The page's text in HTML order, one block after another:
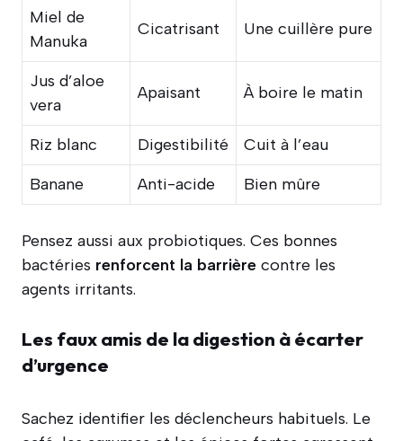
Miel de
Manuka
Cicatrisant Une cuillère pure
Jus d’aloe
vera
Apaisant À boire le matin
Riz blanc Digestibilité
Cuit à l’eau
Banane
Anti-acide Bien mûre
Pensez aussi aux probiotiques. Ces bonnes
bactéries renforcent la barrière contre les
agents irritants.
Les faux amis de la digestion à écarter
d’urgence
Sachez identifier les déclencheurs habituels. Le